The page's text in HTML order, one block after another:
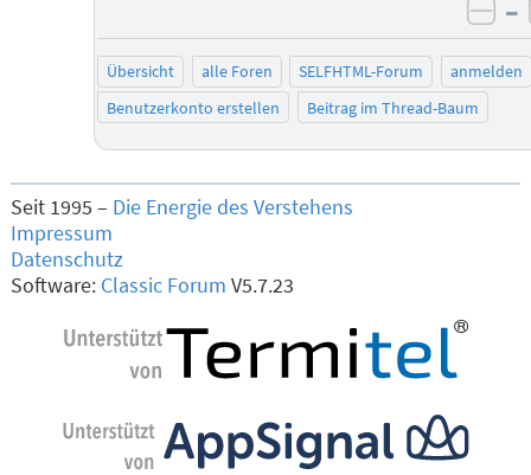
–
Übersicht alle Foren SELFHTML-Forum
anmelden
Benutzerkonto erstellen
Beitrag im Thread-Baum
Seit 1995 – Die Energie des Verstehens
Impressum
Datenschutz
Software: Classic Forum V5.7.23